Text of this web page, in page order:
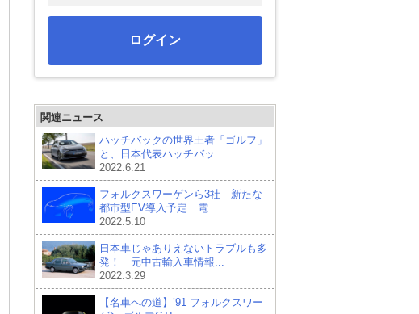
ログイン
関連ニュース
ハッチバックの世界王者「ゴルフ」
と、日本代表ハッチバッ...
2022.6.21
フォルクスワーゲンら3社 新たな
都市型EV導入予定 電...
2022.5.10
日本車じゃありえないトラブルも多
発！ 元中古輸入車情報...
2022.3.29
【名車への道】’91 フォルクスワー